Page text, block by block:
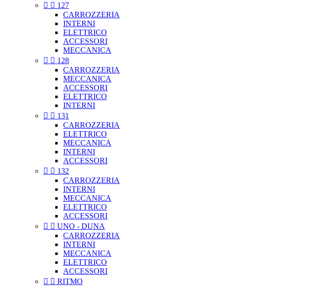
  127
CARROZZERIA
INTERNI
ELETTRICO
ACCESSORI
MECCANICA
  128
CARROZZERIA
MECCANICA
ACCESSORI
ELETTRICO
INTERNI
  131
CARROZZERIA
ELETTRICO
MECCANICA
INTERNI
ACCESSORI
  132
CARROZZERIA
INTERNI
MECCANICA
ELETTRICO
ACCESSORI
  UNO - DUNA
CARROZZERIA
INTERNI
MECCANICA
ELETTRICO
ACCESSORI
  RITMO